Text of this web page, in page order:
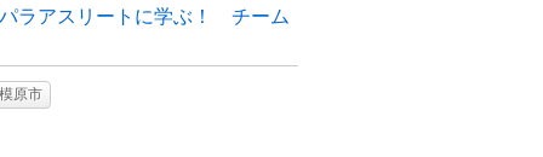
ラアスリートに学ぶ！ チーム
原市